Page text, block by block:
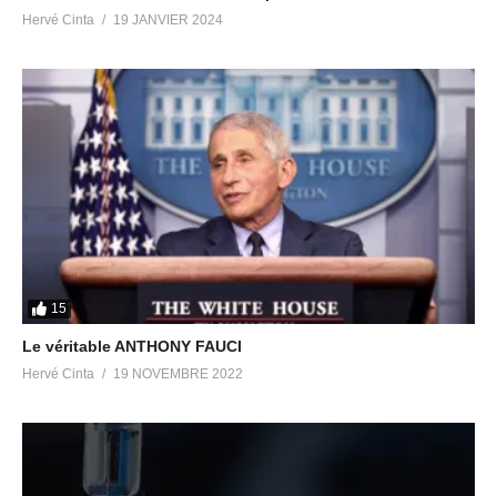
Pourquoi faut-il éviter le
Dans "Santé & Médecine"
22 février 2018
Dans "Actions & Méditations"
Témoignage du scientifique
Jean-Pierre Petit sur la
présence extraterrestre sur
Terre, les abductions,
implants…
16 juillet 2019
Dans "Galactiques & E.T."
Hervé Cinta 19 JANVIER 2024
15
Le véritable ANTHONY FAUCI
Hervé Cinta 19 NOVEMBRE 2022